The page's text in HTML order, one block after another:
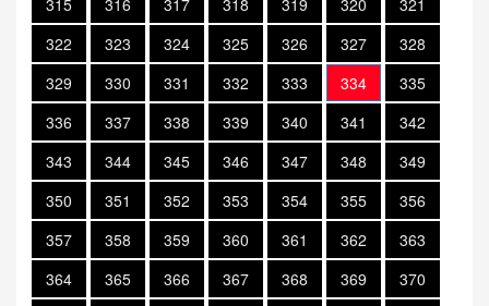
315
316 317 318 319 320
321
322
323 324 325 326 327
328
329
330 331 332 333 334
335
336
337 338 339 340 341
342
343
344 345 346 347 348
349
350
351 352 353 354 355
356
357
358 359 360 361 362
363
364
365 366 367 368 369
370